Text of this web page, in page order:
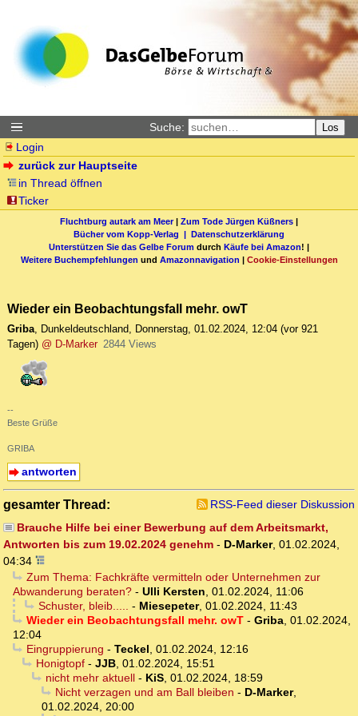
Suche: Los
Login
zurück zur Hauptseite
in Thread öffnen
Ticker
Fluchtburg autark am Meer| Zum Tode Jürgen Küßners |
Bücher vom Kopp-Verlag | Datenschutzerklärung
Unterstützen Sie das Gelbe Forum durch Käufe bei Amazon! |
Weitere Buchempfehlungen und Amazonnavigation | Cookie-Einstellungen
Wieder ein Beobachtungsfall mehr. owT
Griba, Dunkeldeutschland, Donnerstag, 01.02.2024, 12:04 (vor 921
Tagen) @ D-Marker 2844 Views
--
Beste Grüße
GRIBA
antworten
gesamter Thread:
RSS-Feed dieser Diskussion
Brauche Hilfe bei einer Bewerbung auf dem Arbeitsmarkt,
Antworten bis zum 19.02.2024 genehm - D-Marker, 01.02.2024,
04:34
Zum Thema: Fachkräfte vermitteln oder Unternehmen zur
Abwanderung beraten? - Ulli Kersten, 01.02.2024, 11:06
Schuster, bleib..... - Miesepeter, 01.02.2024, 11:43
Wieder ein Beobachtungsfall mehr. owT- Griba, 01.02.2024,
12:04
Eingruppierung - Teckel, 01.02.2024, 12:16
Honigtopf- JJB, 01.02.2024, 15:51
nicht mehr aktuell- KiS, 01.02.2024, 18:59
Nicht verzagen und am Ball bleiben - D-Marker,
01.02.2024, 20:00